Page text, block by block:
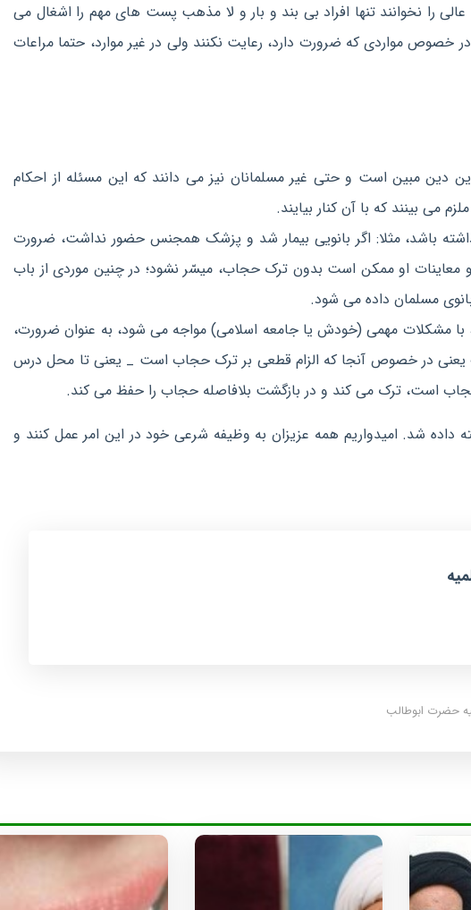
را نخوانند تنها افراد بی بند و بار و لا مذهب پست های مهم را اشغال می
خصوص مواردی که ضرورت دارد، رعایت نکنند ولی در غیر موارد، حتما مراعات
دین مبین است و حتی غیر مسلمانان نیز می دانند که این مسئله از احکام
می بینند که با آن کنار بیایند.
باشد، مثلا: اگر بانویی بیمار شد و پزشک همجنس حضور نداشت، ضرورت
او ممکن است بدون ترک حجاب، میسّر نشود؛ در چنین موردی از باب
مسلمان داده می شود.
با مشکلات مهمی (خودش یا جامعه اسلامی) مواجه می شود، به عنوان ضرورت،
یعنی در خصوص آنجا که الزام قطعی بر ترک حجاب است _ یعنی تا محل درس
است، ترک می کند و در بازگشت بلافاصله حجاب را حفظ می کند.
داده شد. امیدواریم همه عزیزان به وظیفه شرعی خود در این امر عمل کنند و
حضرت ابوطالب